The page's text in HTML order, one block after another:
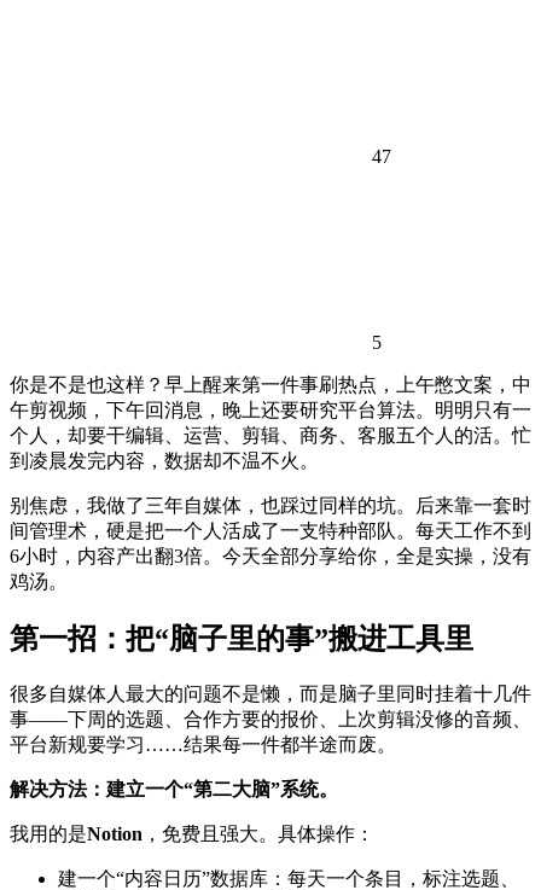
47
5
你是不是也这样？早上醒来第一件事刷热点，上午憋文案，中
午剪视频，下午回消息，晚上还要研究平台算法。明明只有一
个人，却要干编辑、运营、剪辑、商务、客服五个人的活。忙
到凌晨发完内容，数据却不温不火。
别焦虑，我做了三年自媒体，也踩过同样的坑。后来靠一套时
间管理术，硬是把一个人活成了一支特种部队。每天工作不到
6小时，内容产出翻3倍。今天全部分享给你，全是实操，没有
鸡汤。
第一招：把“脑子里的事”搬进工具里
很多自媒体人最大的问题不是懒，而是脑子里同时挂着十几件
事——下周的选题、合作方要的报价、上次剪辑没修的音频、
平台新规要学习……结果每一件都半途而废。
解决方法：建立一个“第二大脑”系统。
我用的是Notion ，免费且强大。具体操作：
建一个“内容日历”数据库：每天一个条目，标注选题、